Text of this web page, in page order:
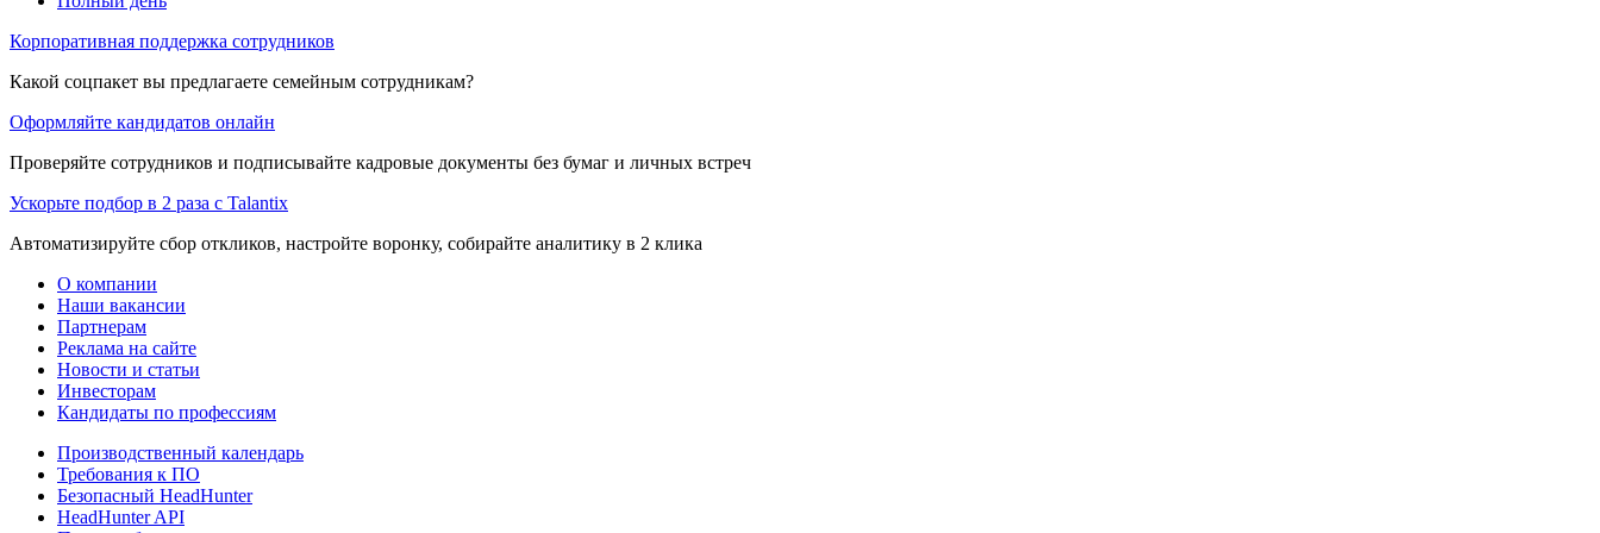
Корпоративная поддержка сотрудников
Какой соцпакет вы предлагаете семейным сотрудникам?
Оформляйте кандидатов онлайн
Проверяйте сотрудников и подписывайте кадровые документы без бумаг и личных встреч
Ускорьте подбор в 2 раза с Talantix
Автоматизируйте сбор откликов, настройте воронку, собирайте аналитику в 2 клика
О компании
Наши вакансии
Партнерам
Реклама на сайте
Новости и статьи
Инвесторам
Кандидаты по профессиям
Производственный календарь
Требования к ПО
Безопасный HeadHunter
HeadHunter API